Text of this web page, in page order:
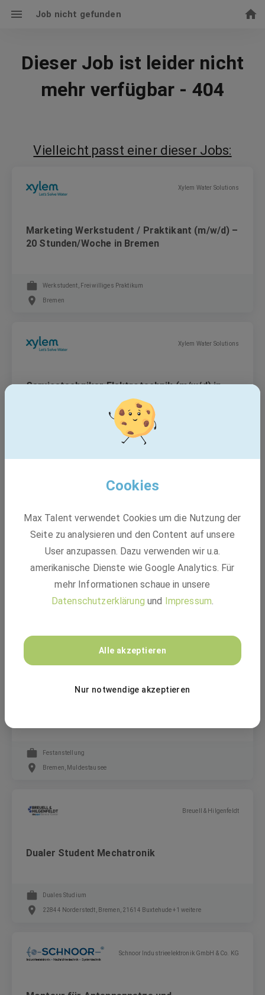
Job nicht gefunden
Dieser Job ist leider nicht
mehr verfügbar - 404
Vielleicht passt einer dieser Jobs:
Xylem Water Solutions
Marketing Werkstudent / Praktikant (m/w/d) –
20 Stunden/Woche in Bremen
Werkstudent, Freiwilliges Praktikum
Bremen
Xylem Water Solutions
Servicetechniker Elektrotechnik (m/w/d) in
Servicetechniker im Außendienst (m/w/d)
Festanstellung
Günzburg, Weilheim, Langenhagen +1 weitere
Sachbearbeiter Angebots- und
Auftragsabwicklung Miete (m/w/d) in
Festanstellung
Bremen, Muldestausee
Breuell & Hilgenfeldt
Dualer Student Mechatronik
Duales Studium
22844 Norderstedt, Bremen, 21614 Buxtehude +1 weitere
Schnoor Industrieelektronik GmbH & Co. KG
Cookies
Max Talent verwendet Cookies um die Nutzung der
Seite zu analysieren und den Content auf unsere
User anzupassen. Dazu verwenden wir u.a.
amerikanische Dienste wie Google Analytics. Für
mehr Informationen schaue in unsere
Datenschutzerklärung und Impressum.
Alle akzeptieren
Nur notwendige akzeptieren